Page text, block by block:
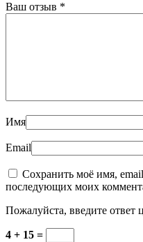
Ваш отзыв *
Имя
Email
Сохранить моё имя, email
последующих моих
Пожалуйста, введите ответ
4 + 15 =